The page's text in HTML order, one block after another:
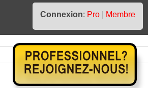
Connexion: Pro
Membre